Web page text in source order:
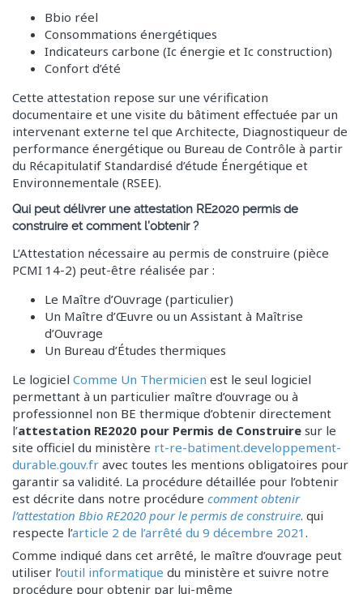
Bbio réel
Consommations énergétiques
Indicateurs carbone (Ic énergie et Ic construction)
Confort d’été
Cette attestation repose sur une vérification
documentaire et une visite du bâtiment effectuée par un
intervenant externe tel que Architecte, Diagnostiqueur de
performance énergétique ou Bureau de Contrôle à partir
du Récapitulatif Standardisé d’étude Énergétique et
Environnementale (RSEE).
Qui peut délivrer une attestation RE2020 permis de
construire et comment l’obtenir ?
L’Attestation nécessaire au permis de construire (pièce
PCMI 14-2) peut-être réalisée par :
Le Maître d’Ouvrage (particulier)
Un Maître d’Œuvre ou un Assistant à Maîtrise
d’Ouvrage
Un Bureau d’Études thermiques
Le logiciel Comme Un Thermicien est le seul logiciel
permettant à un particulier maître d’ouvrage ou à
professionnel non BE thermique d’obtenir directement
l’attestation RE2020 pour Permis de Construire sur le
site officiel du ministère rt-re-batiment.developpement-
durable.gouv.fr avec toutes les mentions obligatoires pour
garantir sa validité. La procédure détaillée pour l’obtenir
est décrite dans notre procédure comment obtenir
l’attestation Bbio RE2020 pour le permis de construire. qui
respecte l’article 2 de l’arrêté du 9 décembre 2021 .
Comme indiqué dans cet arrêté, le maître d’ouvrage peut
utiliser l’outil informatique du ministère et suivre notre
procédure pour obtenir par lui-même